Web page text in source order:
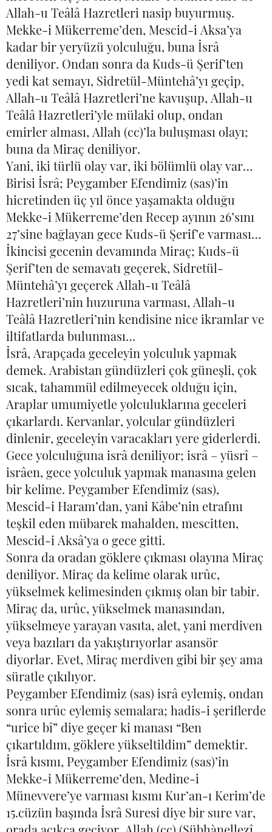
Allah-u Teâlâ Hazretleri nasip buyurmuş.
Mekke-i Mükerreme’den, Mescid-i Aksa’ya
kadar bir yeryüzü yolculuğu, buna İsrâ
deniliyor. Ondan sonra da Kuds-ü Şerif’ten
yedi kat semayı, Sidretül-Müntehâ’yı geçip,
Allah-u Teâlâ Hazretleri’ne kavuşup, Allah-u
Teâlâ Hazretleri’yle mülaki olup, ondan
emirler alması, Allah (cc)’la buluşması olayı;
buna da Miraç deniliyor.
Yani, iki türlü olay var, iki bölümlü olay var…
Birisi İsrâ; Peygamber Efendimiz (sas)’in
hicretinden üç yıl önce yaşamakta olduğu
Mekke-i Mükerreme’den Recep ayının 26’sını
27’sine bağlayan gece Kuds-ü Şerif’e varması…
İkincisi gecenin devamında Miraç; Kuds-ü
Şerif’ten de semavatı geçerek, Sidretül-
Müntehâ’yı geçerek Allah-u Teâlâ
Hazretleri’nin huzuruna varması, Allah-u
Teâlâ Hazretleri’nin kendisine nice ikramlar ve
iltifatlarda bulunması…
İsrâ, Arapçada geceleyin yolculuk yapmak
demek. Arabistan gündüzleri çok güneşli, çok
sıcak, tahammül edilmeyecek olduğu için,
Araplar umumiyetle yolculuklarına geceleri
çıkarlardı. Kervanlar, yolcular gündüzleri
dinlenir, geceleyin varacakları yere giderlerdi.
Gece yolculuğuna isrâ deniliyor; isrâ – yüsrî –
isrâen, gece yolculuk yapmak manasına gelen
bir kelime. Peygamber Efendimiz (sas),
Mescid-i Haram’dan, yani Kâbe’nin etrafını
teşkil eden mübarek mahalden, mescitten,
Mescid-i Aksâ’ya o gece gitti.
Sonra da oradan göklere çıkması olayına Miraç
deniliyor. Miraç da kelime olarak urûc,
yükselmek kelimesinden çıkmış olan bir tabir.
Miraç da, urûc, yükselmek manasından,
yükselmeye yarayan vasıta, alet, yani merdiven
veya bazıları da yakıştırıyorlar asansör
diyorlar. Evet, Miraç merdiven gibi bir şey ama
süratle çıkılıyor.
Peygamber Efendimiz (sas) isrâ eylemiş, ondan
sonra urûc eylemiş semalara; hadis-i şeriflerde
“urice bî” diye geçer ki manası “Ben
çıkartıldım, göklere yükseltildim” demektir.
İsrâ kısmı, Peygamber Efendimiz (sas)’in
Mekke-i Mükerreme’den, Medine-i
Münevvere’ye varması kısmı Kur’an-ı Kerim’de
15.cüzün başında İsrâ Suresi diye bir sure var,